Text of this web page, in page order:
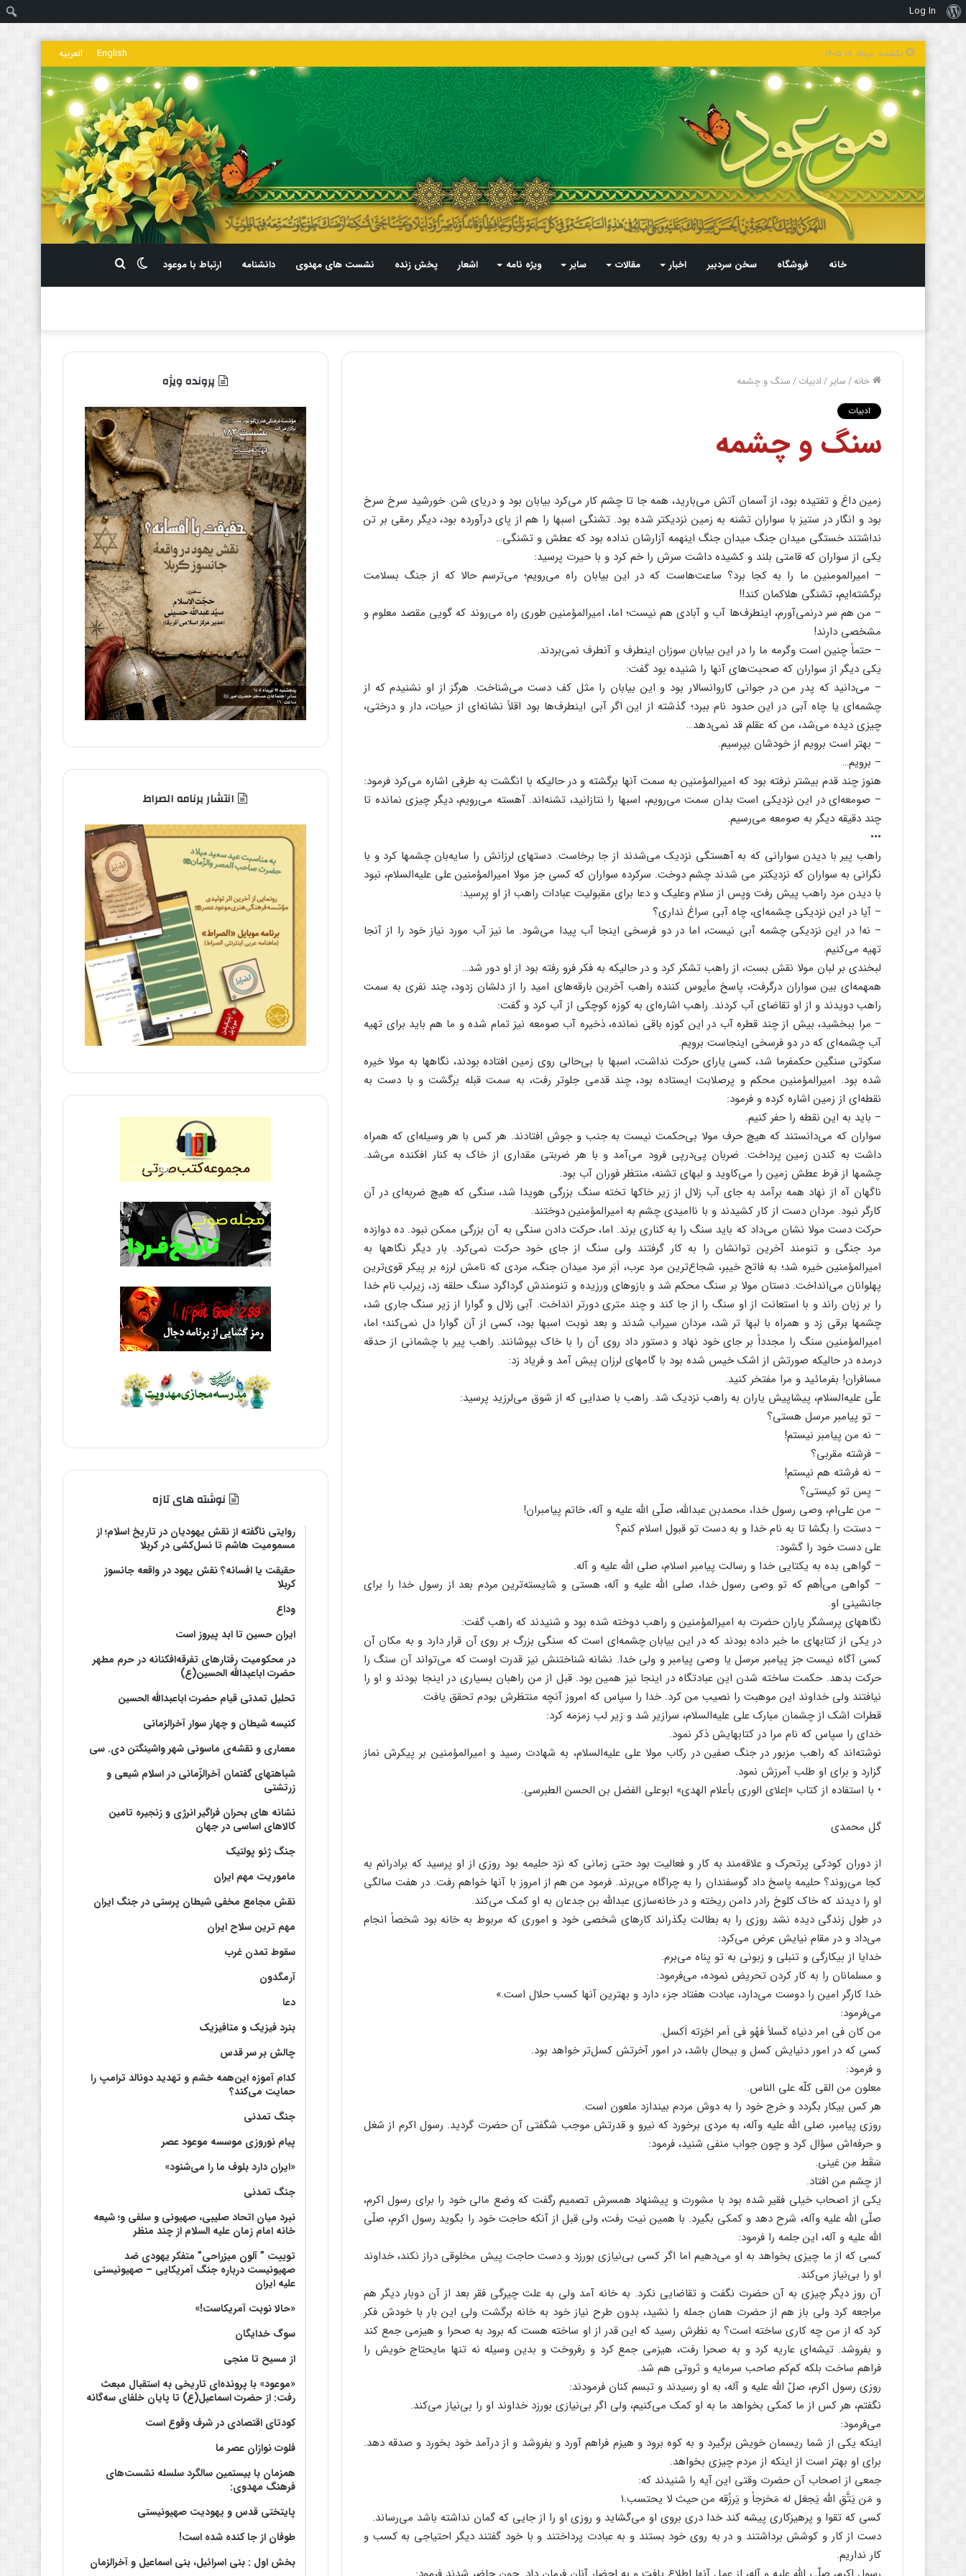
درباره
وردپرس
Log In
یکشنبه, مرداد ۱۸ ۱۴۰۵ English العربیه
خانه فروشگاه سخن سردبیر اخبار مقالات سایر ویژه نامه اشعار پخش زنده نشست های مهدوی دانشنامه ارتباط با موعود تغییر
خانه/سایر /ادبیات/سنگ و چشمه
ادبیات
سنگ و چشمه
زمین داغ و تفتیده بود، از آسمان آتش می‌بارید، همه جا تا چشم کار می‌کرد بیابان بود و دریای شن. خورشید سرخ سرخ
بود و انگار در ستیز با سواران تشنه به زمین نزدیکتر شده بود. تشنگی اسبها را هم از پای درآورده بود، دیگر رمقی بر تن
نداشتند خستگی میدان جنگ میدان جنگ اینهمه آزارشان نداده بود که عطش و تشنگی…
یکی از سواران که قامتی بلند و کشیده داشت سرش را خم کرد و با حیرت پرسید:
– امیرالمومنین ما را به کجا برد؟ ساعت‌هاست که در این بیابان راه می‌رویم؛ می‌ترسم حالا که از جنگ بسلامت
برگشته‌ایم، تشنگی هلاکمان کند!!
– من هم سر درنمی‌آورم، اینطرف‌ها آب و آبادی هم نیست؛ اما، امیرالمؤمنین طوری راه می‌روند که‌ گویی مقصد معلوم و
مشخصی دارند!
– حتماً چنین است وگرمه ما را در این بیابان سوزان اینطرف و آنطرف نمی‌بردند.
یکی دیگر از سواران که صحبت‌های آنها را شنیده بود گفت:
– می‌دانید که پدر من در جوانی کاروانسالار بود و این بیابان را مثل کف دست می‌شناخت. هرگز از او نشنیدم که از
چشمه‌ای یا چاه آبی در این حدود نام ببرد؛ گذشته از این اگر آبی اینطرف‌ها بود اقلاً نشانه‌ای از حیات، دار و درختی،
چیزی دیده می‌شد، من که عقلم قد نمی‌دهد…
– بهتر است برویم از خودشان بپرسیم.
– برویم…
هنوز چند قدم بیشتر نرفته بود که امیرالمؤمنین به سمت آنها برگشته و در حالیکه با انگشت به طرفی اشاره می‌کرد فرمود:
– صومعه‌ای در این نزدیکی است بدان سمت می‌رویم، اسبها را نتازانید، تشنه‌اند. آهسته می‌رویم، دیگر چیزی نمانده تا
چند دقیقه دیگر به صومعه می‌رسیم.
•••
راهب پیر با دیدن سوارانی که به آهستگی نزدیک می‌شدند از جا برخاست. دستهای لرزانش را سایه‌بان چشمها کرد و با
نگرانی به سواران که نزدیکتر می ‌شدند چشم دوخت. سرکرده سواران که کسی جز مولا امیرالمؤمنین علی علیه‌السلام، نبود
با دیدن مرد راهب پیش رفت وپس از سلام وعلیک و دعا برای مقبولیت عبادات راهب از او پرسید:
– آیا در این نزدیکی چشمه‌ای، چاه آبی سراغ نداری؟
– نه! در این نزدیکی چشمه آبی نیست، اما در دو فرسخی اینجا آب پیدا می‌شود. ما نیز آب مورد نیاز خود را از آنجا
تهیه می‌کنیم.
لبخندی بر لبان مولا نقش بست، از راهب تشکر کرد و در حالیکه به فکر فرو رفته بود از او دور شد…
همهمه‌ای بین سواران درگرفت، پاسخ مأیوس کننده راهب آخرین بارقه‌های امید را از دلشان زدود، چند نفری به سمت
راهب دویدند و از او تقاضای آب کردند. راهب اشاره‌ای به کوزه کوچکی از آب کرد و گفت:
– مرا ببخشید، بیش از چند قطره آب در این کوزه باقی نمانده، ذخیره آب صومعه نیز تمام شده و ما هم باید برای تهیه
آب چشمه‌ای که در دو فرسخی اینجاست برویم.
سکوتی سنگین حکمفرما شد، کسی یارای حرکت نداشت، اسبها با بی‌حالی روی زمین افتاده بودند، نگاهها به مولا خیره
شده بود. امیرالمؤمنین محکم و پرصلابت ایستاده بود، چند قدمی جلوتر رفت، به سمت قبله برگشت و با دست به
نقطه‌ای از زمین اشاره کرده و فرمود:
– باید به این نقطه را حفر کنیم.
سواران که می‌دانستند که هیچ حرف مولا بی‌حکمت نیست به جنب و جوش افتادند. هر کس با هر وسیله‌ای که همراه
داشت به کندن زمین پرداخت. ضربان پی‌در‌پی فرود می‌آمد و با هر ضربتی مقداری از خاک به کنار افکنده می‌شد.
چشمها از فرط عطش زمین را می‌کاوید و لبهای تشنه، منتظر فوران آب بود.
ناگهان آه از نهاد همه برآمد به جای آب زلال از زیر خاکها تخته سنگ بزرگی هویدا شد، سنگی که هیچ ضربه‌ای در آن
کارگر نبود. مردان دست از کار کشیدند و با ناامیدی چشم به امیرالمؤمنین دوختند.
حرکت دست مولا نشان می‌داد که باید سنگ را به کناری برند. اما، حرکت دادن سنگی به آن بزرگی ممکن نبود. ده دوازده
مرد جنگی و تنومند آخرین توانشان را به کار گرفتند ولی سنگ از جای خود حرکت نمی‌کرد. بار دیگر نگاهها به
امیرالمؤمنین خیره شد؛ به فاتح خیبر، شجاع‌ترین مرد عرب، اَبَر مرد میدان جنگ، مردی که نامش لرزه بر پیکر قوی‌ترین
پهلوانان می‌انداخت. دستان مولا بر سنگ محکم شد و بازوهای ورزیده و تنومندش گرداگرد سنگ حلقه زد، زیرلب نام خدا
را بر زبان راند و با استعانت از او سنگ را از جا کند و چند متری دورتر انداخت. آبی زلال و گوارا از زیر سنگ جاری شد،
چشمها برقی زد و همراه با لبها تر شد، مردان سیراب شدند و بعد نوبت اسبها بود، کسی از آن گوارا دل نمی‌کند؛ اما،
امیرالمؤمنین سنگ را مجدداً بر جای خود نهاد و دستور داد روی آن را با خاک بپوشانند. راهب پیر با چشمانی از حدقه
درمده در حالیکه صورتش از اشک خیس شده بود با گامهای لرزان پیش آمد و فریاد زد:
مسافران! بفرمائید و مرا مفتخر کنید.
علّی علیه‌السلام، پیشاپیش یاران به راهب نزدیک شد. راهب با صدایی که از شوق می‌لرزید پرسید:
– تو پیامبر مرسل هستی؟
– نه من پیامبر نیستم!
– فرشته مقربی؟
– نه فرشته هم نیستم!
– پس تو کیستی؟
– من علی‌ام، وصی رسول خدا، محمدبن عبدالله، صلّی الله علیه و آله، خاتم پیامبران!
– دستت را بگشا تا به نام خدا و به دست تو قبول اسلام کنم؟
علی دست خود را گشود:
– گواهی بده به یکتایی خدا و رسالت پیامبر اسلام، صلی الله علیه و آله.
– گواهی می‌أهم که تو وصی رسول خدا، صلی الله علیه و آله، هستی و شایسته‌ترین مردم بعد از رسول خدا را برای
جانشینی او.
نگاههای پرسشگر یاران حضرت به امیرالمؤمنین و راهب دوخته شده بود و شنیدند که راهب گفت:
در یکی از کتابهای ما خبر داده بودند که در این بیابان چشمه‌ای است که سنگی بزرگ بر روی آن قرار دارد و به مکان آن
کسی آگاه نیست جز پیامبر مرسل یا وصی پیامبر و ولی خدا. نشانه شناختنش نیز قدرت اوست که می‌تواند آن سنگ را
حرکت بدهد. حکمت ساخته شدن این عبادتگاه در اینجا نیز همین بود. قبل از من راهبان بسیاری در اینجا بودند و او را
نیافتند ولی خداوند این موهبت را نصیب من کرد. خدا را سپاس که امروز آنچه منتظرش بودم تحقق یافت.
قطرات اشک از چشمان مبارک علی علیه‌السلام، سرازیر شد و زیر لب زمزمه کرد:
خدای را سپاس که نام مرا در کتابهایش ذکر نمود.
نوشته‌اند که راهب مزبور در جنگ صفین در رکاب مولا علی علیه‌السلام، به شهادت رسید و امیرالمؤمنین بر پیکرش نماز
گزارد و برای او طلب آمرزش نمود.
• با استفاده از کتاب «إعلای الوری بأعلام الهدی» ابوعلی الفضل بن الحسن الطبرسی.
گل محمدی
از دوران کودکی پرتحرک و علاقه‌مند به کار و فعالیت بود حتی زمانی که نزد حلیمه بود روزی از او پرسید که برادرانم به
کجا می‌روند؟ حلیمه پاسخ داد گوسفندان را به چراگاه می‌برند. فرمود من هم از امروز با آنها خواهم رفت. در هفت سالگی
او را دیدند که خاک کلوخ رادر دامن ریخته و در خانه‌سازی عبدالله بن جدعان به او کمک می‌کند.
در طول زندگی دیده نشد روزی را به بطالت بگذراند کارهای شخصی خود و اموری که مربوط به خانه بود شخصاً انجام
می‌داد و در مقام نیایش عرض می‌کرد:
خدایا از بیکارگی و تنبلی و زبونی به تو پناه می‌برم.
و مسلمانان را به کار کردن تحریض نموده، می‌فرمود:
خدا کارگر امین را دوست می‌دارد، عبادت هفتاد جزء دارد و بهترین آنها کسب حلال است.»
می‌فرمود:
من کان فی امر دنیاه کَسلاً فهُو فی اَمر اخِرَته اَکسل.
کسی که در امور دنیایش کسل و بیحال باشد، در امور آخرتش کسل‌تر خواهد بود.
و فرمود:
معلون من القی کلّه علی الناس.
هر کس بیکار بگردد و خرج خود را به دوش مردم بیندازد ملعون است.
روزی پیامبر، صلی الله علیه و‌آله، به مردی برخورد که نیرو و قدرتش موجب شگفتی آن حضرت گردید. رسول اکرم از شغل
و حرفه‌اش سؤال کرد و چون جواب منفی شنید، فرمود:
سَقَط مِن عَینی.
از چشم من افتاد.
یکی از اصحاب خیلی فقیر شده بود با مشورت و پیشنهاد همسرش تصمیم رگفت که وضع مالی خود را برای رسول اکرم،
صلّی الله علیه و‌آله، شرح دهد و کمکی بگیرد. با همین نیت رفت، ولی قبل از آنکه حاجت خود را بگوید رسول اکرم، صلّی
الله علیه و آله، این جلمه را فرمود:
کسی که از ما چیزی بخواهد به او می‌دهیم اما اگر کسی بی‌نیازی بورزد و دست حاجت پیش مخلوقی دراز نکند، خداوند
او را بی‌نیاز می‌کند.
آن روز دیگر چیزی به آن حضرت نگفت و تقاضایی نکرد. به خانه آمد ولی به علت چیرگی فقر بعد از آن دوبار دیگر هم
مراجعه کرد ولی باز هم از حضرت همان جمله را نشید، بدون طرح نیاز خود به خانه برگشت ولی این بار با خودش فکر
کرد که از من چه کاری ساخته است؟ به نظرش رسید که این قدر از او ساخته هست که برود به صحرا و هیزمی جمع کند
و بفروشد. تیشه‌ای عاریه کرد و به صحرا رفت، هیزمی جمع کرد و رفروخت و بدین وسیله نه تنها مایحتاج خویش را
فراهم ساخت بلکه کم‌کم صاحب سرمایه و ثروتی هم شد.
روزی رسول اکرم، صلّ الله علیه و آله، به او رسیدند و تبسم کنان فرمودند:
نگفتم، هر کس از ما کمکی بخواهد ما به او کمک می‌کنیم، ولی اگر بی‌نیازی بورزد خداوند او را بی‌نیاز می‌کند.
می‌فرمود:
اینکه یکی از شما ریسمان خویش برگیرد و به کوه برود و هیزم فراهم آورد و بفروشد و از درآمد خود بخورد و صدقه دهد.
برای او بهتر است از اینکه از مردم چیزی بخواهد.
جمعی از اصحاب آن حضرت وقتی این آیه را شنیدند که:
و مَن یَتَّقِ الله یَجعَل له مَخرَجاً و یَرزُقه من حیث لا یحتسب.۱
کسی که تقوا و پرهیزکاری پیشه کند خدا دری بروی او می‌گشاید و روزی او را از جایی که گمان نداشته باشد می‌رساند.
دست از کار و کوشش برداشتند و در به روی خود بستند و به عبادت پرداختند و با خود گفتند دیگر احتیاجی به کسب و
کار نداریم.
پرونده ویژه
انتشار برنامه الصراط
نوشته های تازه
روایتی ناگفته از نقش یهودیان در تاریخ اسلام؛ از
مسمومیت هاشم تا نسل‌کشی در کربلا
حقیقت یا افسانه؟‌ نقش یهود در واقعه جانسوز
کربلا
وداع
ایران حسین تا ابد پیروز است
در محکومیت رفتارهای تفرقه‌افکنانه در حرم مطهر
حضرت اباعبدالله الحسین(ع)
تحلیل تمدنی قیام حضرت اباعبدالله الحسین
کنیسه شیطان و چهار سوار آخرالزمانی
معماری و نقشه‌ی ماسونی شهر واشينگتن دی. سی
شباهتهای گفتمان آخر‌الزّمانی در اسلام شیعی و
زرتشتی
نشانه های بحران فراگیر انرژی و زنجیره تامین
کالاهای اساسی در جهان
جنگ ژئو پولتیک
ماموریت مهم ایران
نقش مجامع مخفی شیطان پرستی در جنگ ایران
مهم ترین سلاح ایران
سقوط تمدن غرب
آرمگدون
دعا
بنرد فیزیک و متافیزیک
چالش بر سر قدس
کدام آموزه این‌همه خشم و تهدید دونالد ترامپ را
حمایت می‌کند؟
جنگ تمدنی
پیام نوروزی موسسه موعود عصر
«ایران دارد بلوف ما را می‌شنود»
جنگ تمدنی
نبرد میان اتحاد صلیبی، صهیونی و سلفی و؛ شیعه
خانه امام زمان علیه السلام از چند منظر
توییت ” آلون میزراحی” متفکر یهودی ضد
صهیونیست درباره جنگ آمریکایی – صهیونیستی
علیه ایران
«حالا نوبت آمریکاست!»
سوگ خدایگان
از مسیح تا منجی
«موعود» با پرونده‌ای تاریخی به استقبال مبعث
رفت: از حضرت اسماعیل(ع) تا پایان خلفای سه‌گانه
کودتای اقتصادی در شرف وقوع است
فلوت نوازان عصر ما
همزمان با بیستمین سالگرد سلسله نشست‌های
فرهنگ مهدوی:‌
پایتختی قدس و یهودیت صهیونیستی
طوفان از جا کنده شده است!
بخش اول : بنی اسرائیل، بنی اسماعیل و آخرالزمان